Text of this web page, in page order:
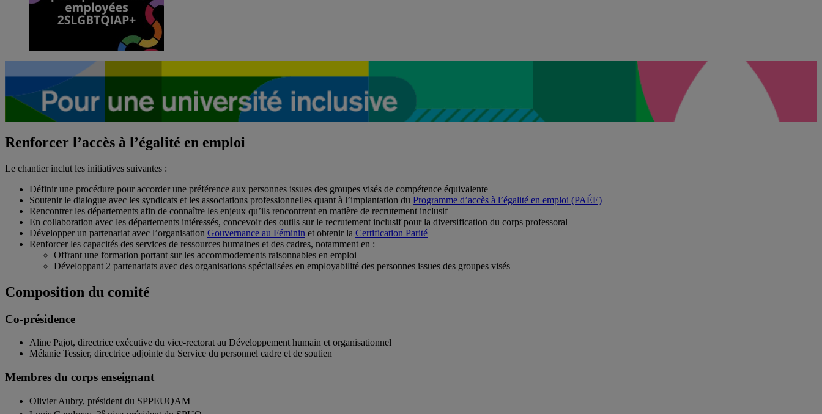
Renforcer l’accès à l’égalité en emploi
Le chantier inclut les initiatives suivantes :
Définir une procédure pour accorder une préférence aux personnes issues des groupes visés de compétence équivalente
Soutenir le dialogue avec les syndicats et les associations professionnelles quant à l’implantation du Programme d’accès à l’égalité en emploi (PAÉE)
Rencontrer les départements afin de connaître les enjeux qu’ils rencontrent en matière de recrutement inclusif
En collaboration avec les départements intéressés, concevoir des outils sur le recrutement inclusif pour la diversification du corps professoral
Développer un partenariat avec l’organisation Gouvernance au Féminin et obtenir la Certification Parité
Renforcer les capacités des services de ressources humaines et des cadres, notamment en :
Offrant une formation portant sur les accommodements raisonnables en emploi
Développant 2 partenariats avec des organisations spécialisées en employabilité des personnes issues des groupes visés
Composition du comité
Co-présidence
Aline Pajot, directrice exécutive du vice-rectorat au Développement humain et organisationnel
Mélanie Tessier, directrice adjointe du Service du personnel cadre et de soutien
Membres du corps enseignant
Olivier Aubry, président du SPPEUQAM
e